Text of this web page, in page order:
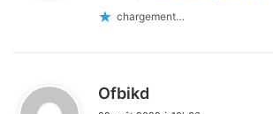
chargement…
Ofbikd